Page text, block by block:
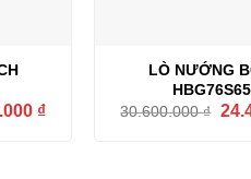
₫Giá
LÒ NƯỚNG
30.600.000₫ Giá